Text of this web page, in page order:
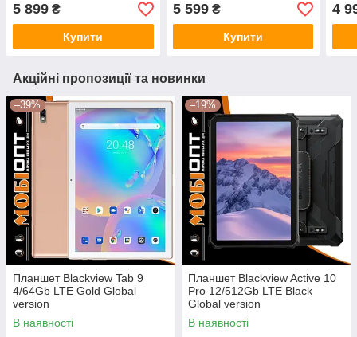
5 899 ₴
Купити
5 599₴
Купити
4
Акційні пропозиції та новинки
–39%
Планшет Blackview Tab 9
4/64Gb LTE Gold Global
version
В наявності
–19%
Планшет Blackview Active 10
Pro 12/512Gb LTE Black
Global version
В наявності